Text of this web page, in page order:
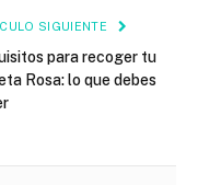
SIGUIENTE
para recoger tu
Rosa: lo que debes